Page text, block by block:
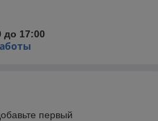
до 17:00
первый